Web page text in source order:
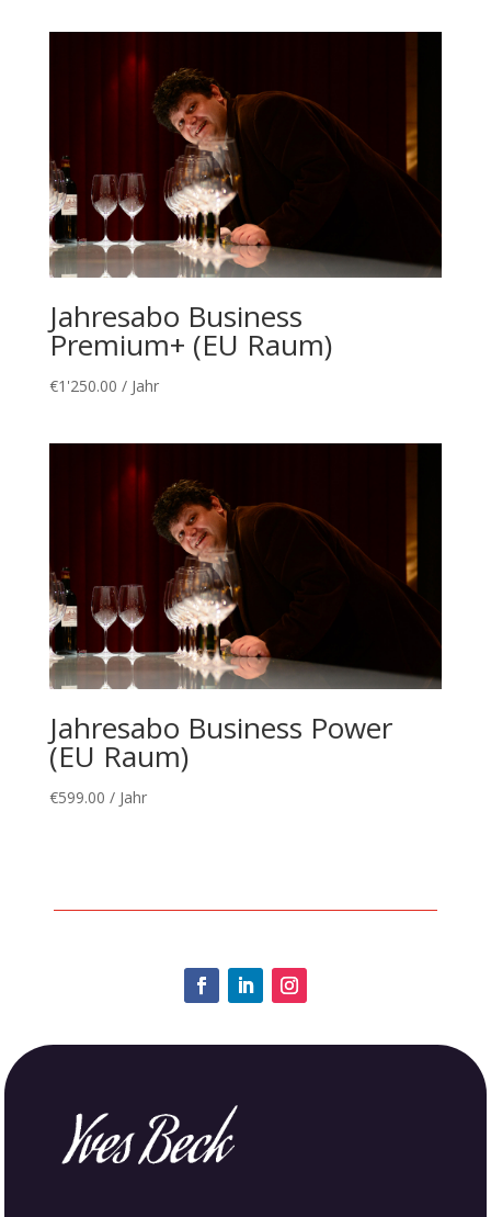
Jahresabo Business
Premium+ (EU Raum)
€1'250.00 / Jahr
Jahresabo Business Power
(EU Raum)
€599.00 / Jahr